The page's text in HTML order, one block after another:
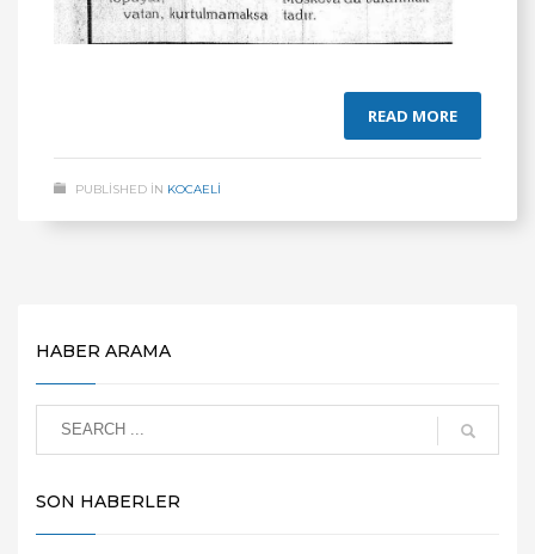
READ MORE
PUBLISHED IN KOCAELİ
HABER ARAMA
SON HABERLER